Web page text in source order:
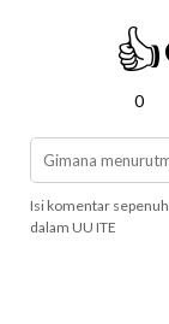
👍
0
Isi komentar
dalam UU ITE